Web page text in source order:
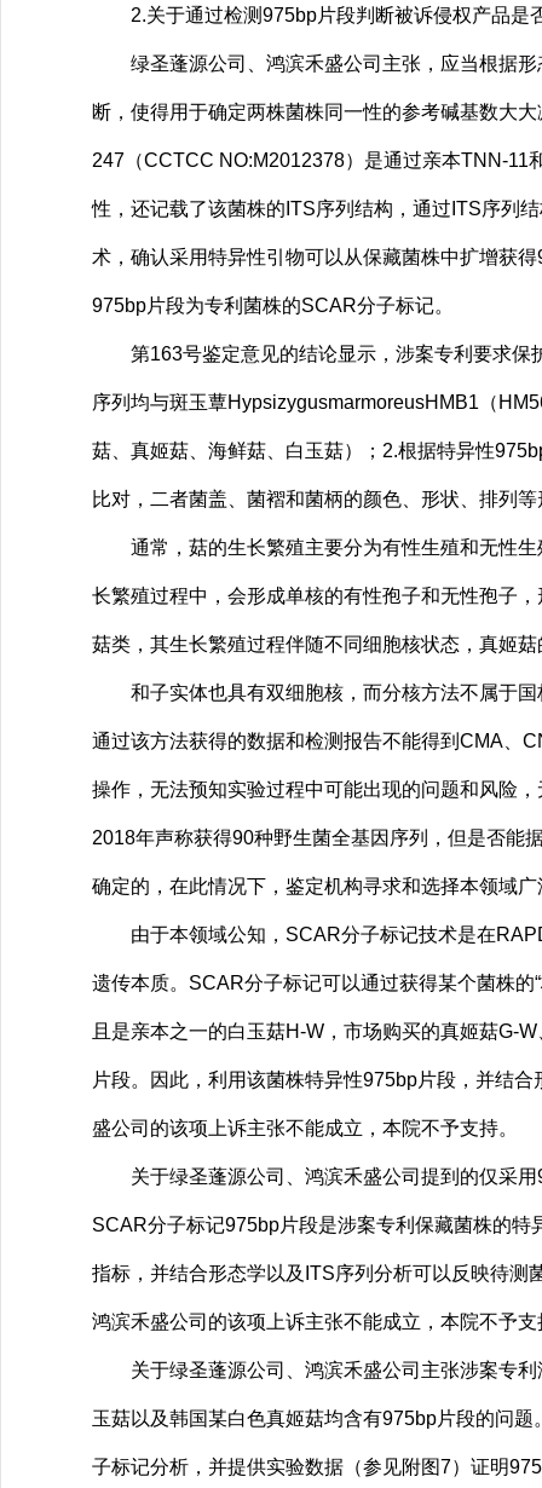
2.关于通过检测975bp片段判断被诉侵权产品是
绿圣蓬源公司、鸿滨禾盛公司主张，应当根据形
断，使得用于确定两株菌株同一性的参考碱基数大
247（CCTCC NO:M2012378）是通过亲本TNN-11
性，还记载了该菌株的ITS序列结构，通过ITS序列
术，确认采用特异性引物可以从保藏菌株中扩增获
975bp片段为专利菌株的SCAR分子标记。
第163号鉴定意见的结论显示，涉案专利要求保
序列均与斑玉蕈HypsizygusmarmoreusHMB1（
菇、真姬菇、海鲜菇、白玉菇）；2.根据特异性
比对，二者菌盖、菌褶和菌柄的颜色、形状、排列
通常，菇的生长繁殖主要分为有性生殖和无性生
长繁殖过程中，会形成单核的有性孢子和无性孢子
菇类，其生长繁殖过程伴随不同细胞核状态，真姬菇
和子实体也具有双细胞核，而分核方法不属于国
通过该方法获得的数据和检测报告不能得到CMA、
操作，无法预知实验过程中可能出现的问题和风险
2018年声称获得90种野生菌全基因序列，但是否能
确定的，在此情况下，鉴定机构寻求和选择本领域
由于本领域公知，SCAR分子标记技术是在
遗传本质。SCAR分子标记可以通过获得某个菌株
且是亲本之一的白玉菇H-W，市场购买的真姬菇G-
片段。因此，利用该菌株特异性975bp片段，并结
盛公司的该项上诉主张不能成立，本院不予支持。
关于绿圣蓬源公司、鸿滨禾盛公司提到的仅采用
SCAR分子标记975bp片段是涉案专利保藏菌株的
指标，并结合形态学以及ITS序列分析可以反映待
鸿滨禾盛公司的该项上诉主张不能成立，本院不予支
关于绿圣蓬源公司、鸿滨禾盛公司主张涉案专利
玉菇以及韩国某白色真姬菇均含有975bp片段的问
子标记分析，并提供实验数据（参见附图7）证明